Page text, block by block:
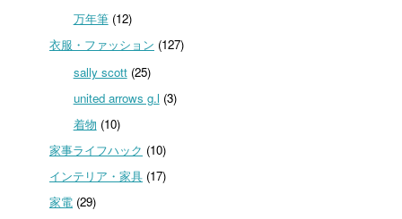
万年筆(12)
衣服・ファッション (127)
sally scott(25)
united arrows g.l (3)
着物 (10)
家事ライフハック (10)
インテリア・家具(17)
家電(29)